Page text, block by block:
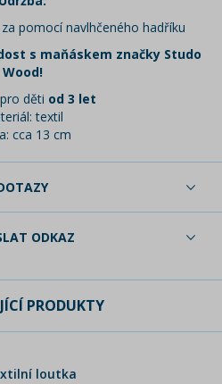
pomocí navlhčeného hadříku
s maňáskem značky Studo
Wood!
pro děti od 3 let
textil
cca 13 cm
ODKAZ
PRODUKTY
loutka